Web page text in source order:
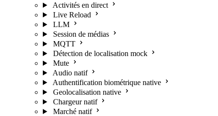
Activités en direct
Live Reload
LLM
Session de médias
MQTT
Détection de localisation mock
Mute
Audio natif
Authentification biométrique native
Geolocalisation native
Chargeur natif
Marché natif